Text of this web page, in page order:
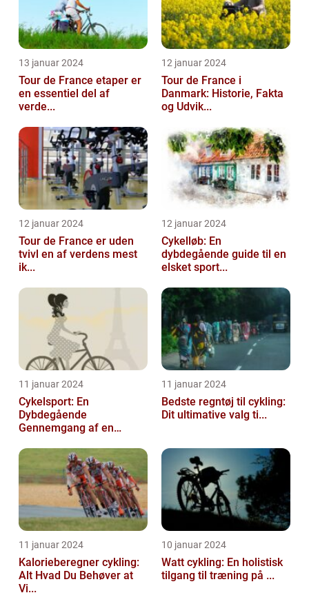
13 januar 2024
Tour de France etaper er
en essentiel del af
verde...
12 januar 2024
Tour de France i
Danmark: Historie, Fakta
og Udvik...
12 januar 2024
Tour de France er uden
tvivl en af verdens mest
ik...
12 januar 2024
Cykelløb: En
dybdegående guide til en
elsket sport...
11 januar 2024
Cykelsport: En
Dybdegående
Gennemgang af en
11 januar 2024
Bedste regntøj til cykling:
Dit ultimative valg ti...
11 januar 2024
Kalorieberegner cykling:
Alt Hvad Du Behøver at
Vi...
10 januar 2024
Watt cykling: En holistisk
tilgang til træning på ...